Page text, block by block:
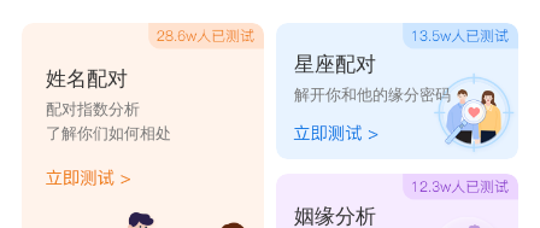
姓名配对
配对指数分析
了解你们如何相处
星座配对
解开你和他的缘分密码
姻缘分析